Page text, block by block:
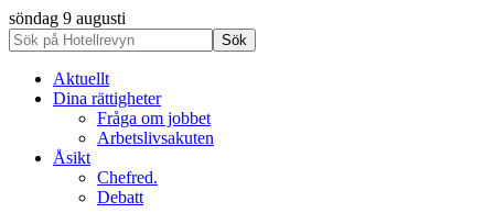
söndag 9 augusti
Aktuellt
Dina rättigheter
Fråga om jobbet
Arbetslivsakuten
Åsikt
Chefred.
Debatt